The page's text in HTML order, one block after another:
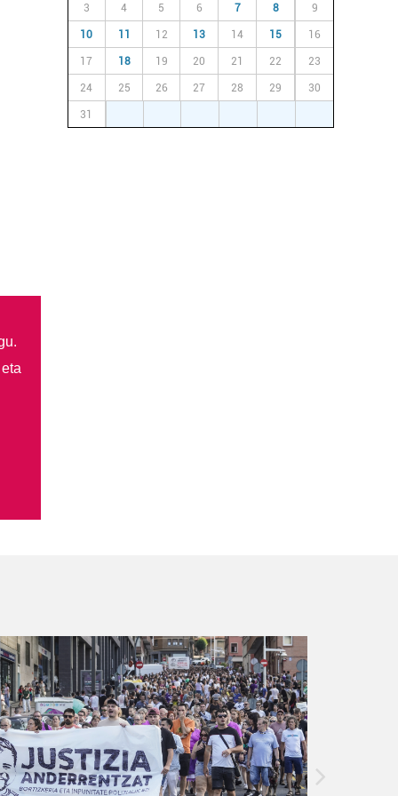
3 4 5 6 7 8 9
10 11 12 13 14 15 16
17 18 19 20 21 22 23
24 25 26 27 28 29 30
31